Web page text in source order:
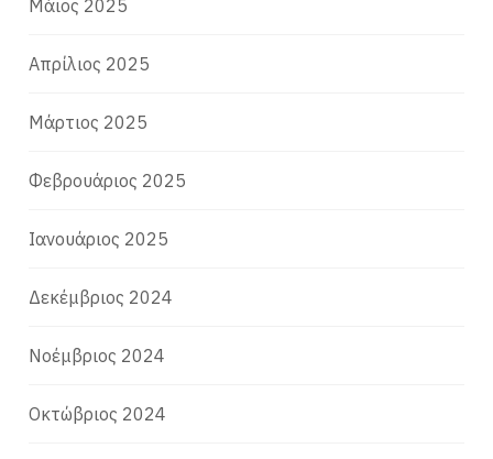
Μάιος 2025
Απρίλιος 2025
Μάρτιος 2025
Φεβρουάριος 2025
Ιανουάριος 2025
Δεκέμβριος 2024
Νοέμβριος 2024
Οκτώβριος 2024